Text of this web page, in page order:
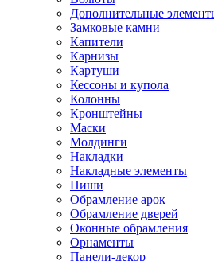
Дополнительные
Замковые камни
Капители
Карнизы
Картуши
Кессоны и купола
Колонны
Кронштейны
Маски
Молдинги
Накладки
Накладные элементы
Ниши
Обрамление арок
Обрамление дверей
Оконные обрамления
Орнаменты
Панели-декор